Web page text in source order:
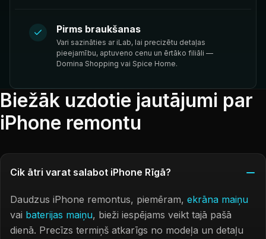
Pirms braukšanas
Vari sazināties ar iLab, lai precizētu detaļas
pieejamību, aptuveno cenu un ērtāko filiāli —
Domina Shopping vai Spice Home.
Biežāk uzdotie jautājumi par
iPhone remontu
Cik ātri varat salabot iPhone Rīgā?
Daudzus iPhone remontus, piemēram, ekrāna maiņu
vai baterijas maiņu, bieži iespējams veikt tajā pašā
dienā. Precīzs termiņš atkarīgs no modeļa un detaļu